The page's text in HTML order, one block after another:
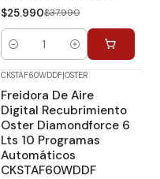
$25.990$37.990
Cantidad
CKSTAF60WDDF|OSTER
Freidora De Aire
Digital Recubrimiento
Oster Diamondforce 6
Lts 10 Programas
Automáticos
CKSTAF60WDDF